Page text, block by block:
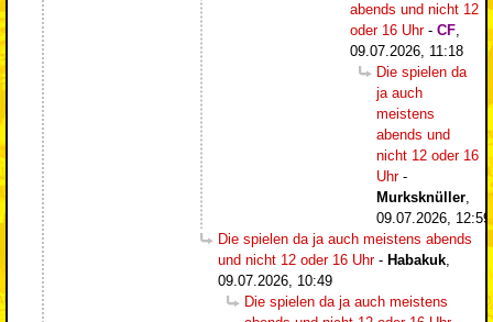
abends und nicht 12
oder 16 Uhr- CF,
09.07.2026, 11:18
Die spielen da
ja auch
meistens
abends und
nicht 12 oder 16
Uhr-
Murksknüller,
09.07.2026, 12:59
Die spielen da ja auch meistens abends
und nicht 12 oder 16 Uhr- Habakuk,
09.07.2026, 10:49
Die spielen da ja auch meistens